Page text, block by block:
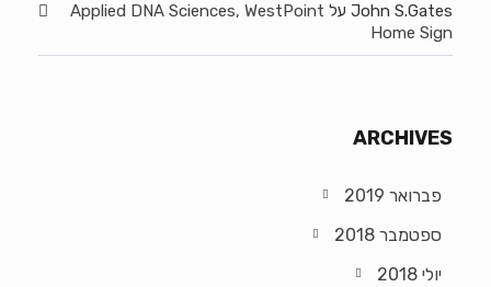
John S.Gates על Applied DNA Sciences, WestPoint
Home Sign
ARCHIVES
פברואר 2019
ספטמבר 2018
יולי 2018